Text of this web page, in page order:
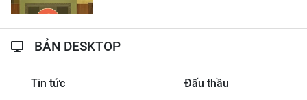
BẢN DESKTOP
Tin tức Đấu thầu